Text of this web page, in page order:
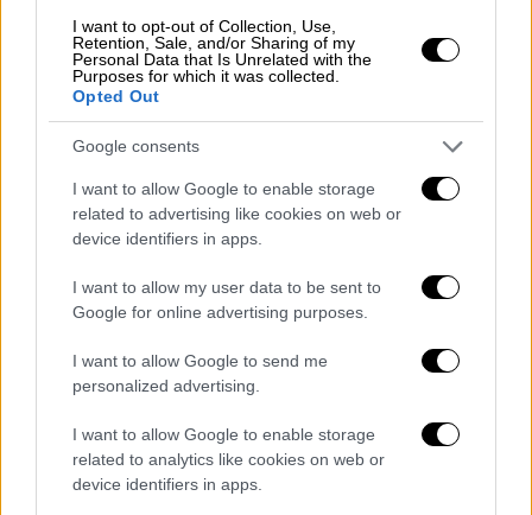
I want to opt-out of Collection, Use,
Retention, Sale, and/or Sharing of my
Personal Data that Is Unrelated with the
Purposes for which it was collected.
Opted Out
Google consents
I want to allow Google to enable storage
related to advertising like cookies on web or
device identifiers in apps.
I want to allow my user data to be sent to
Google for online advertising purposes.
I want to allow Google to send me
personalized advertising.
I want to allow Google to enable storage
related to analytics like cookies on web or
device identifiers in apps.
Ελλάδα|21.06.2022 13:20
Τα αναπάντητα ερωτήματα γύρω από
τον εγκλεισμό - Τι σημειώνουν οι Αρχές
Δεν είχε εμφανή σημάδια κακοποίησης, ενώ
«κοινωνική έρευνα»